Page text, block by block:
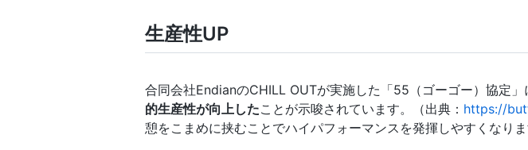
生産性UP
合同会社EndianのCHILL OUTが実施した「55（ゴーゴー）協定」
的生産性が向上したことが示唆されています。（出典： https://
憩をこまめに挟むことでハイパフォーマンスを発揮しやすくなりま